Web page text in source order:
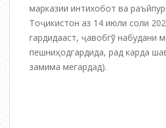
марказии интихобот ва
Тоҷикистон аз 14 июли соли
гардидааст, ҷавобгў набудани
пешниҳодгардида, рад карда
замима мегардад).